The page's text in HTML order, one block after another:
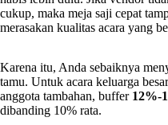
cukup, maka meja saji cepat
merasakan kualitas acara yang
Karena itu, Anda sebaiknya
tamu. Untuk acara keluarga
anggota tambahan, buffer 12%-
dibanding 10% rata.